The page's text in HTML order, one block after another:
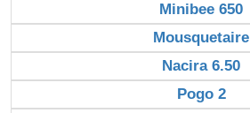
Minibee 650
Mousquetaire
Nacira 6.50
Pogo 2